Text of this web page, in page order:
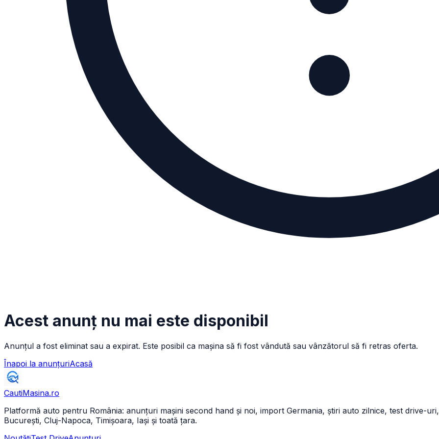
Acest anunț nu mai este disponibil
Anunțul a fost eliminat sau a expirat. Este posibil ca mașina să fi fost vândută sau vânzătorul să fi retras oferta.
Înapoi la anunțuriAcasă
CautiMasina.ro
Platformă auto pentru România: anunțuri mașini second hand și noi, import Germania, știri auto zilnice, test drive-
București, Cluj-Napoca, Timișoara, Iași și toată țara.